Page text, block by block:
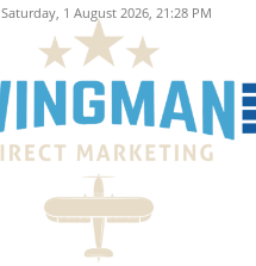
Saturday, 1 August 2026, 21:28 PM